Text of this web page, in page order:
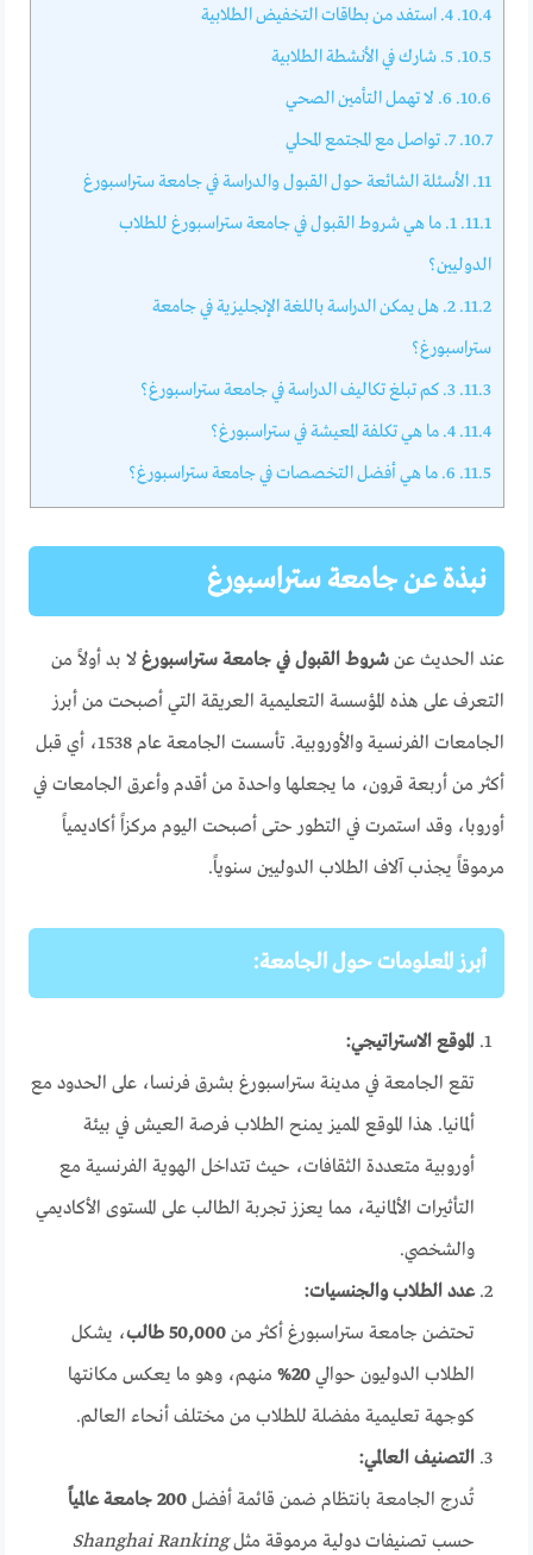
10.4. 4. استفد من بطاقات التخفيض الطلابية
10.5. 5. شارك في الأنشطة الطلابية
10.6.
10.7. 7. تواصل مع المجتمع المحلي
11. الأسئلة الشائعة حول القبول والدراسة في جامعة ستراسبورغ
11.1.
1. ما هي شروط القبول في جامعة ستراسبورغ للطلاب
الدوليين؟
11.2.
2. هل يمكن الدراسة باللغة الإنجليزية في جامعة
ستراسبورغ؟
11.3. 3. كم تبلغ تكاليف الدراسة في جامعة ستراسبورغ؟
11.4. 4. ما هي تكلفة المعيشة في ستراسبورغ؟
11.5.
نبذة عن جامعة ستراسبورغ
عند الحديث عنشروط القبول في جامعة ستراسبورغ لا بد أولاً من
التعرف على هذه المؤسسة التعليمية العريقة التي أصبحت من أبرز
الجامعات الفرنسية والأوروبية. تأسست الجامعة عام 1538، أي قبل
أكثر من أربعة قرون، ما يجعلها واحدة من أقدم وأعرق الجامعات في
أوروبا، وقد استمرت في التطور حتى أصبحت اليوم مركزاً أكاديمياً
مرموقاً يجذب آلاف الطلاب الدوليين سنوياً.
أبرز المعلومات حول الجامعة:
الموقع الاستراتيجي:
تقع الجامعة في مدينة ستراسبورغ بشرق فرنسا، على الحدود مع
ألمانيا. هذا الموقع المميز يمنح الطلاب فرصة العيش في بيئة
أوروبية متعددة الثقافات، حيث تتداخل الهوية الفرنسية مع
التأثيرات الألمانية، مما يعزز تجربة الطالب على المستوى الأكاديمي
والشخصي.
عدد الطلاب والجنسيات:
تحتضن جامعة ستراسبورغ أكثر من50,000 طالب
، يشكل
الطلاب الدوليون حوالي20%
منهم، وهو ما يعكس مكانتها
كوجهة تعليمية مفضلة للطلاب من مختلف أنحاء العالم.
التصنيف العالمي:
تُدرج الجامعة بانتظام ضمن قائمة أفضل200 جامعة عالمياً
حسب تصنيفات دولية مرموقة مثلShanghai Ranking